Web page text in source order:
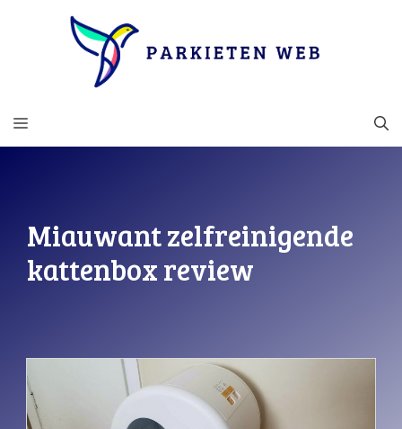
MENU
Miauwant zelfreinigende
kattenbox review